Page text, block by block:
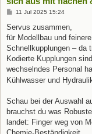
B
i
r
a
11 Jul 2025 15:24
Servus zusammen,
für Modellbau und
Schnellkupplungen – da
Kodierte Kupplungen
wechselndes Personal
Kühlwasser und
Schau bei der Auswahl
brauchst du was
landet: Finger weg von